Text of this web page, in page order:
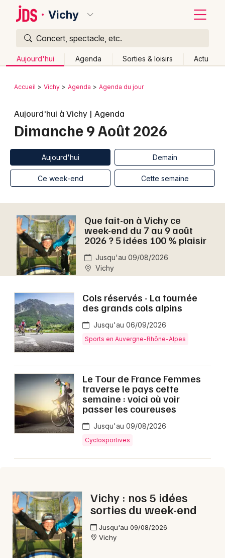
Vichy
Concert, spectacle, etc.
Aujourd'hui Agenda Sorties & loisirs Actu
Publier un événement
Grands événements
Activité & Expérience
Foires & salons
Spectacles
Concerts
Sports
Soirées
Sorties famille
Expos
Sorties & loisirs
Aujourd'hui dans la Allier
Aujourd'hui en Auvergne
Newsletter des sorties
Artistes en tournée
Colmar
Lille
Lyon
Marseille
Montpellier
Nantes
Nice
Paris
Strasbourg
Toulouse
Toutes les villes
Retour
Accueil Vichy Agenda Agenda du jour
Aujourd'hui à Vichy | Agenda
Dimanche 9 Août 2026
Aujourd'hui Demain
Ce week-end Cette semaine
Que fait-on à Vichy ce
week-end du 7 au 9 août
2026 ? 5 idées 100 % plaisir
Jusqu'au 09/08/2026
Vichy
Cols réservés - La tournée
des grands cols alpins
Jusqu'au 06/09/2026
Sports en Auvergne-Rhône-Alpes
Le Tour de France Femmes
traverse le pays cette
semaine : voici où voir
passer les coureuses
Jusqu'au 09/08/2026
Cyclosportives
Vichy : nos 5 idées
sorties du week-end
Jusqu'au 09/08/2026
Vichy
Quoi ?
Où ?
Près de moi
Changer de lieu
Quand ?
Effacer les dates
Aujourd'hui
Demain Ce week-end Autre